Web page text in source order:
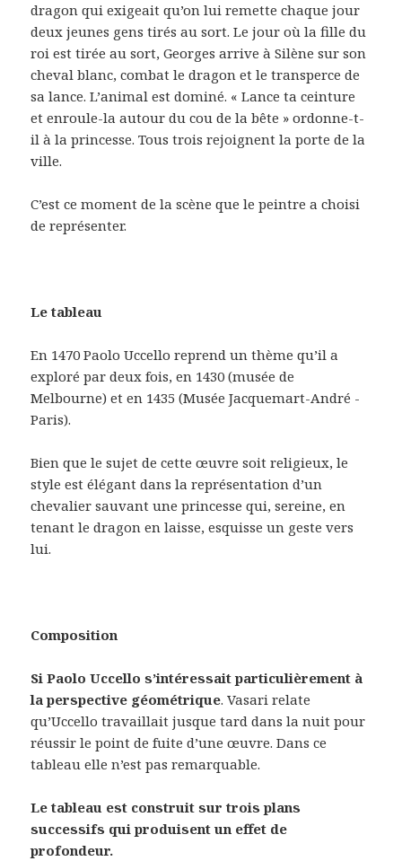
dragon qui exigeait qu’on lui remette chaque jour
deux jeunes gens tirés au sort. Le jour où la fille du
roi est tirée au sort, Georges arrive à Silène sur son
cheval blanc, combat le dragon et le transperce de
sa lance. L’animal est dominé. « Lance ta ceinture
et enroule-la autour du cou de la bête » ordonne-t-
il à la princesse. Tous trois rejoignent la porte de la
ville.
C’est ce moment de la scène que le peintre a choisi
de représenter.
Le tableau
En 1470 Paolo Uccello reprend un thème qu’il a
exploré par deux fois, en 1430 (musée de
Melbourne) et en 1435 (Musée Jacquemart-André -
Paris).
Bien que le sujet de cette œuvre soit religieux, le
style est élégant dans la représentation d’un
chevalier sauvant une princesse qui, sereine, en
tenant le dragon en laisse, esquisse un geste vers
lui.
Composition
Si Paolo Uccello s’intéressait particulièrement à
la perspective géométrique. Vasari relate
qu’Uccello travaillait jusque tard dans la nuit pour
réussir le point de fuite d’une œuvre. Dans ce
tableau elle n’est pas remarquable.
Le tableau est construit sur trois plans
successifs qui produisent un effet de
profondeur.